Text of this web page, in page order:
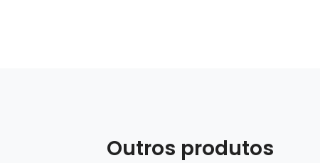
Outros produtos